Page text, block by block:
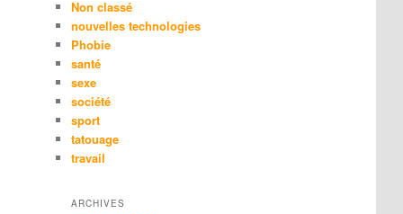
Non classé
nouvelles technologies
Phobie
santé
sexe
société
sport
tatouage
travail
ARCHIVES